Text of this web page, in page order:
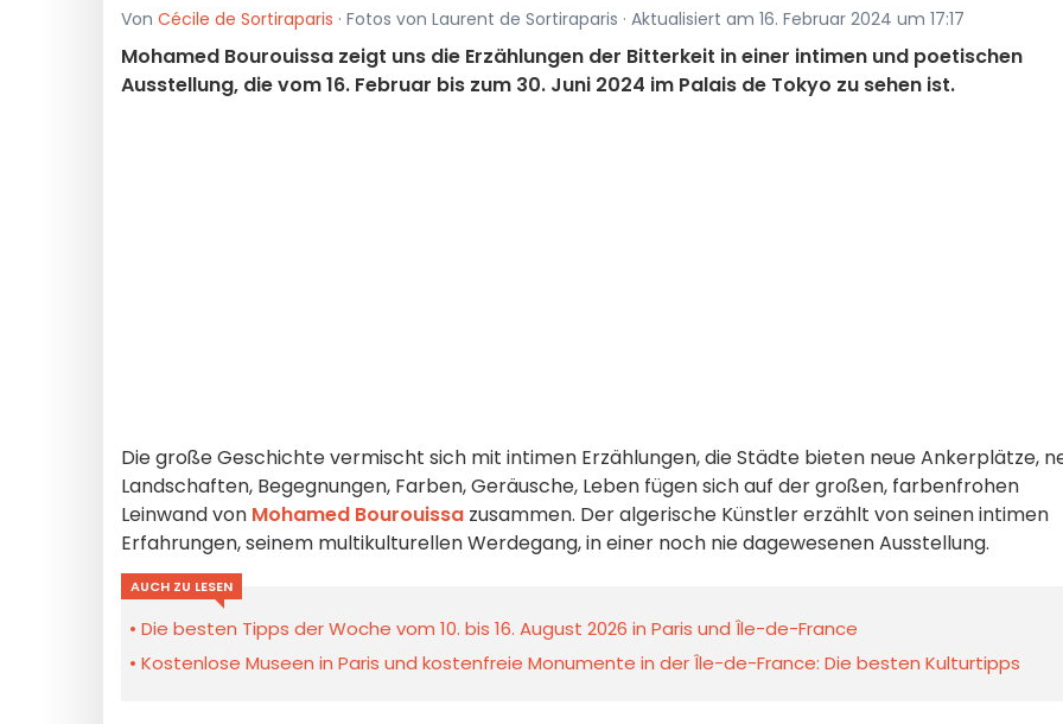
Von Cécile de Sortiraparis · Fotos von Laurent de Sortiraparis · Aktualisiert am 16. Februar 2024 um 17:17
Mohamed Bourouissa zeigt uns die Erzählungen der Bitterkeit in einer intimen und poetischen
Ausstellung, die vom 16. Februar bis zum 30. Juni 2024 im Palais de Tokyo zu sehen ist.
Die große Geschichte vermischt sich mit intimen Erzählungen, die Städte bieten neue Ankerplätze,
Landschaften, Begegnungen, Farben, Geräusche, Leben fügen sich auf der großen, farbenfrohen
Leinwand von Mohamed Bourouissa zusammen. Der algerische Künstler erzählt von seinen intimen
Erfahrungen, seinem multikulturellen Werdegang, in einer noch nie dagewesenen Ausstellung.
AUCH ZU LESEN
Die besten Tipps der Woche vom 10. bis 16. August 2026 in Paris und Île-de-France
Kostenlose Museen in Paris und kostenfreie Monumente in der Île-de-France: Die besten Kulturtipps